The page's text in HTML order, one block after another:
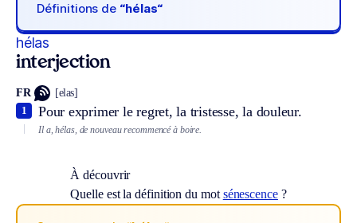
Définitions de “hélas“
hélas
interjection
FR [elas]
Pour exprimer le regret, la tristesse, la douleur.
1
Il a, hélas, de nouveau recommencé à boire.
À découvrir
Quelle est la définition du mot sénescence?